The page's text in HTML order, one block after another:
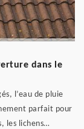
dans le
l’eau de pluie
parfait pour
les lichens…